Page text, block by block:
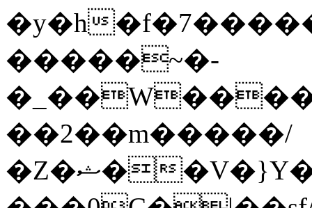
�y�h
�����~�-
��2��m�����/
�Z�ޝ��V�}Y�I�ծ�O�����S��]z��w��7�޷�����h���u��7w.ϻ���8X��ͮ�����W�dm�Jߜ��q/>?